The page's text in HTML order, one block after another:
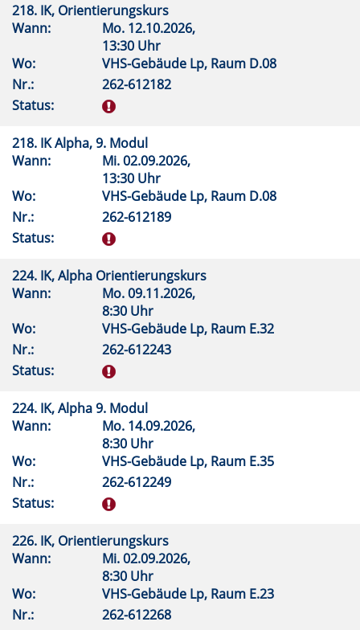
218. IK, Orientierungskurs
Wann:
Mo. 12.10.2026,
13:30 Uhr
Wo:
VHS-Gebäude Lp, Raum D.08
Nr.:
262-612182
Status:
218. IK Alpha, 9. Modul
Wann:
Mi.02.09.2026,
13:30 Uhr
Wo:
VHS-Gebäude Lp, Raum D.08
Nr.:
262-612189
Status:
224. IK, Alpha Orientierungskurs
Wann:
Mo.09.11.2026,
8:30 Uhr
Wo:
VHS-Gebäude Lp, Raum E.32
Nr.:
262-612243
Status:
224. IK, Alpha 9. Modul
Wann:
Mo. 14.09.2026,
8:30 Uhr
Wo:
VHS-Gebäude Lp, Raum E.35
Nr.:
262-612249
Status:
226. IK, Orientierungskurs
Wann:
Mi.02.09.2026,
8:30 Uhr
Wo:
VHS-Gebäude Lp, Raum E.23
Nr.:
262-612268